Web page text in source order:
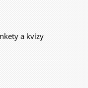
a kvízy